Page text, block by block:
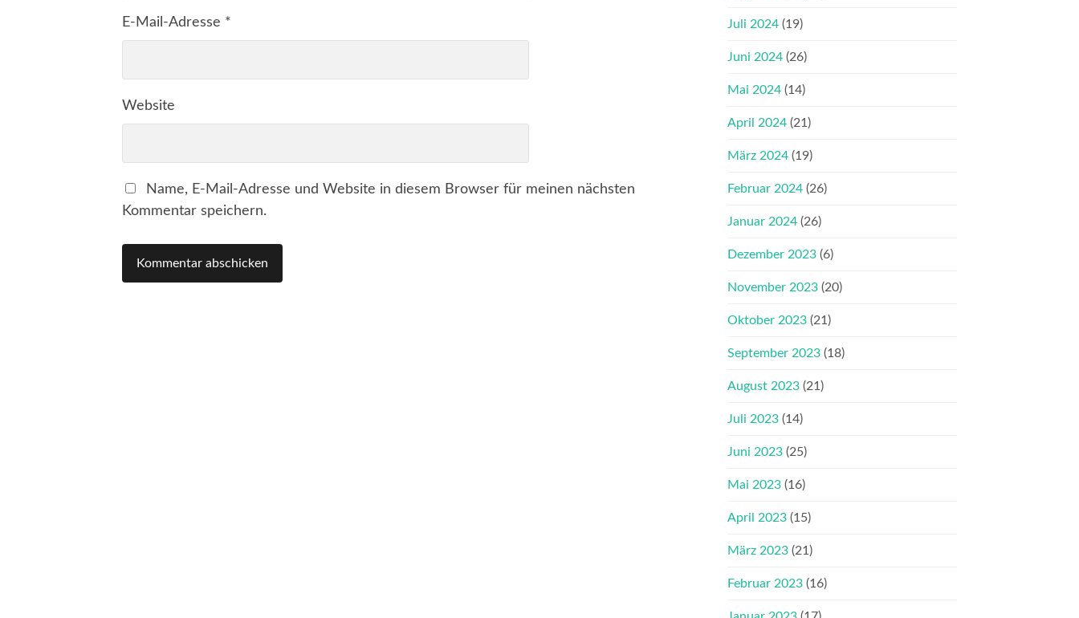
E-Mail-Adresse *
Website
Name, E-Mail-Adresse und Website in diesem Browser für meinen nächsten
Kommentar speichern.
Juli 2024 (19)
Juni 2024 (26)
Mai 2024 (14)
April 2024 (21)
März 2024 (19)
Februar 2024 (26)
Januar 2024 (26)
Dezember 2023 (6)
November 2023 (20)
Oktober 2023 (21)
September 2023 (18)
August 2023 (21)
Juli 2023 (14)
Juni 2023 (25)
Mai 2023 (16)
April 2023 (15)
März 2023 (21)
Februar 2023 (16)